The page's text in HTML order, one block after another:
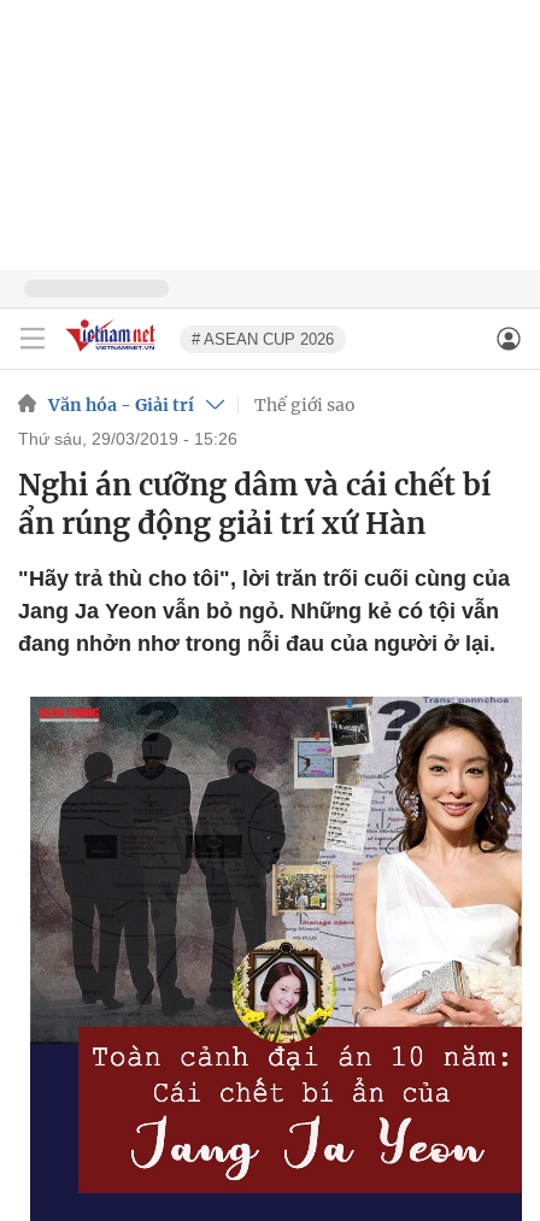
# ASEAN CUP 2026
Văn hóa - Giải trí Thế giới sao
thứ sáu, 29/03/2019 - 15:26
Nghi án cưỡng dâm và cái chết bí
ẩn rúng động giải trí xứ Hàn
"Hãy trả thù cho tôi", lời trăn trối cuối cùng của
Jang Ja Yeon vẫn bỏ ngỏ. Những kẻ có tội vẫn
đang nhởn nhơ trong nỗi đau của người ở lại.